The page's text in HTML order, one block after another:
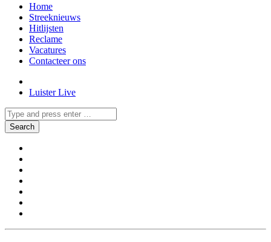
Home
Streeknieuws
Hitlijsten
Reclame
Vacatures
Contacteer ons
Luister Live